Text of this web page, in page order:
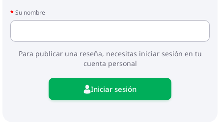
Su nombre
Para publicar una reseña, necesitas iniciar sesión en tu
cuenta personal
Iniciar sesión